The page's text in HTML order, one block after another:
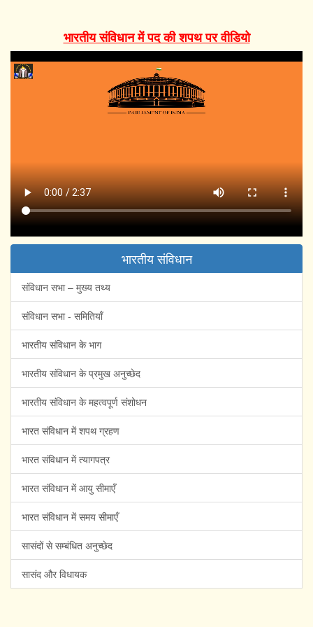
भारतीय संविधान में पद की शपथ पर वीडियो
भारतीय संविधान
संविधान सभा – मुख्य तथ्य
संविधान सभा - समितियाँ
भारतीय संविधान के भाग
भारतीय संविधान के प्रमुख अनुच्छेद
भारतीय संविधान के महत्वपूर्ण संशोधन
भारत संविधान में शपथ ग्रहण
भारत संविधान में त्यागपत्र
भारत संविधान में आयु सीमाएँ
भारत संविधान में समय सीमाएँ
सासंदों से सम्बंधित अनुच्छेद
सासंद और विधायक